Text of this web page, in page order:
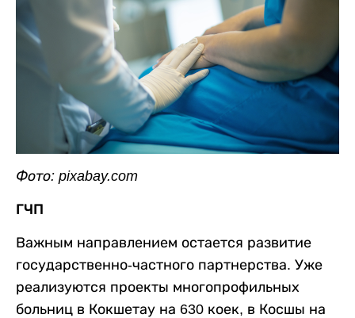
Фото: pixabay.com
ГЧП
Важным направлением остается развитие
государственно-частного партнерства. Уже
реализуются проекты многопрофильных
больниц в Кокшетау на 630 коек, в Косшы на